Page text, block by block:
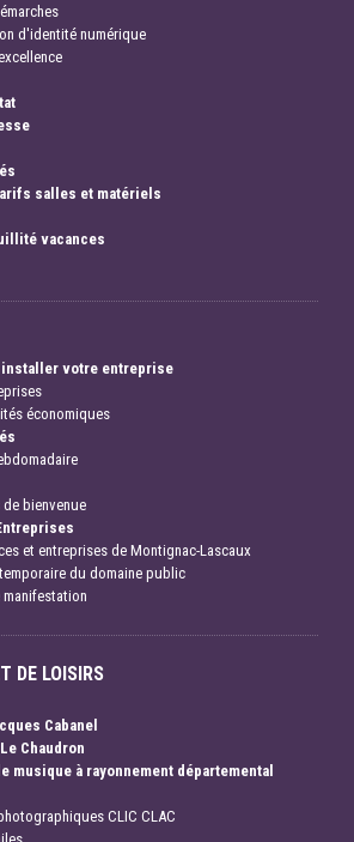
d'identité numérique
salles et matériels
vacances
votre entreprise
économiques
de bienvenue
et entreprises de Montignac-Lascaux
du domaine public
manifestation
DE LOISIRS
Cabanel
Chaudron
musique à rayonnement départemental
CLIC CLAC